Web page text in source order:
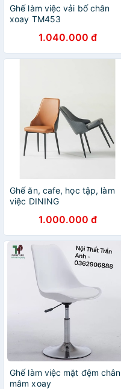
Ghế làm việc vải bố chân
xoay TM453
1.040.000 đ
Ghế ăn, cafe, học tập, làm
việc DINING
1.000.000 đ
Ghế làm việc mặt đệm chân
mâm xoay